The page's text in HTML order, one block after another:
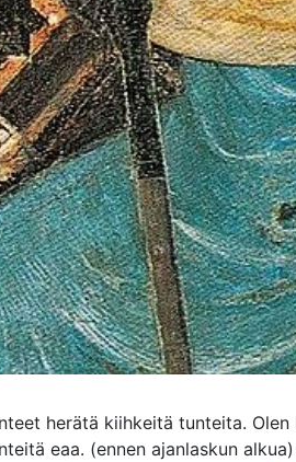
herätä kiihkeitä tunteita.
eaa. (ennen ajanlaskun